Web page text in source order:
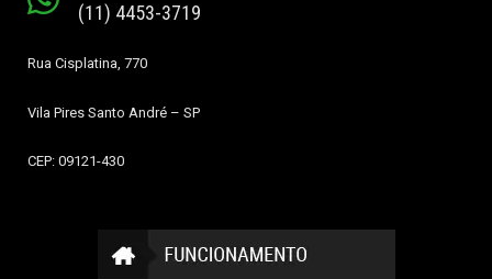
(11) 4453-3719
Rua Cisplatina, 770
Vila Pires Santo André – SP
CEP: 09121-430